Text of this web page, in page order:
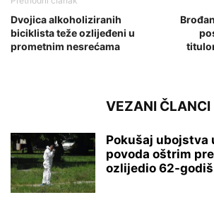
Dvojica alkoholiziranih
biciklista teže ozlijeđeni u
prometnim nesrećama
VEZANI ČLANCI
Pokušaj ubojstva
povoda oštrim
ozlijedio 62-